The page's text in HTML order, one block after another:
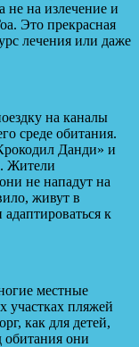
не на излечение и
Это прекрасная
лечения или даже
на каналы
среде обитания.
Данди» и
Жители
не нападут на
живут в
к
местные
участках пляжей
как для детей,
обитания они